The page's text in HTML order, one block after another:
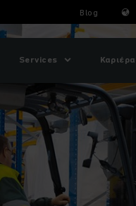
Blog
Services Καριέρα